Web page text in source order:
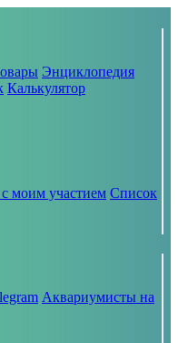
Энциклопедия
Калькулятор
моим участием Список
Аквариумисты на